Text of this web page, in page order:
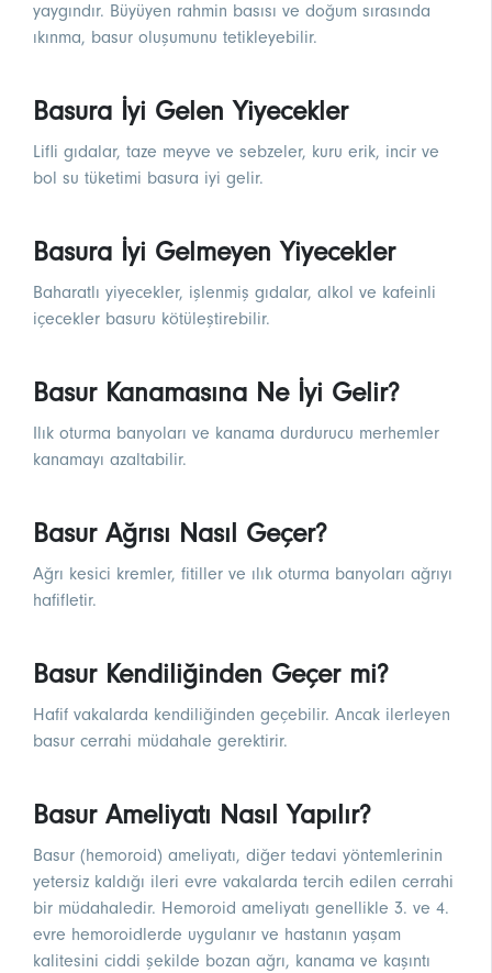
yaygındır. Büyüyen rahmin basısı ve doğum sırasında
ıkınma, basur oluşumunu tetikleyebilir.
Basura İyi Gelen Yiyecekler
Lifli gıdalar, taze meyve ve sebzeler, kuru erik, incir ve
bol su tüketimi basura iyi gelir.
Basura İyi Gelmeyen Yiyecekler
Baharatlı yiyecekler, işlenmiş gıdalar, alkol ve kafeinli
içecekler basuru kötüleştirebilir.
Basur Kanamasına Ne İyi Gelir?
Ilık oturma banyoları ve kanama durdurucu merhemler
kanamayı azaltabilir.
Basur Ağrısı Nasıl Geçer?
Ağrı kesici kremler, fitiller ve ılık oturma banyoları ağrıyı
hafifletir.
Basur Kendiliğinden Geçer mi?
Hafif vakalarda kendiliğinden geçebilir. Ancak ilerleyen
basur cerrahi müdahale gerektirir.
Basur Ameliyatı Nasıl Yapılır?
Basur (hemoroid) ameliyatı, diğer tedavi yöntemlerinin
yetersiz kaldığı ileri evre vakalarda tercih edilen cerrahi
bir müdahaledir. Hemoroid ameliyatı genellikle 3. ve 4.
evre hemoroidlerde uygulanır ve hastanın yaşam
kalitesini ciddi şekilde bozan ağrı, kanama ve kaşıntı